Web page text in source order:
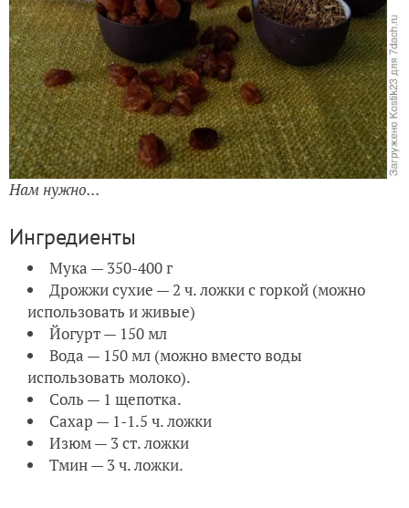
Нам нужно...
Ингредиенты
Мука — 350-400 г
Дрожжи сухие — 2 ч. ложки с горкой (можно
использовать и живые)
Йогурт — 150 мл
Вода — 150 мл (можно вместо воды
использовать молоко).
Соль — 1 щепотка.
Сахар — 1-1.5 ч. ложки
Изюм — 3 ст. ложки
Тмин — 3 ч. ложки.